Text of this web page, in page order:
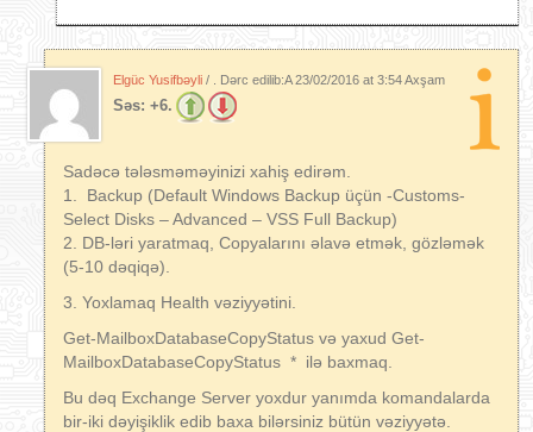
Elgüc Yusifbəyli / . Dərc edilib:A23/02/2016 at 3:54 Axşam
Səs: +6.
Sadəcə tələsməməyinizi xahiş edirəm.
1. Backup (Default Windows Backup üçün -Customs-
Select Disks – Advanced – VSS Full Backup)
2. DB-ləri yaratmaq, Copyalarını əlavə etmək, gözləmək
(5-10 dəqiqə).
3. Yoxlamaq Health vəziyyətini.
Get-MailboxDatabaseCopyStatus və yaxud Get-
MailboxDatabaseCopyStatus * ilə baxmaq.
Bu dəq Exchange Server yoxdur yanımda komandalarda
bir-iki dəyişiklik edib baxa bilərsiniz bütün vəziyyətə.